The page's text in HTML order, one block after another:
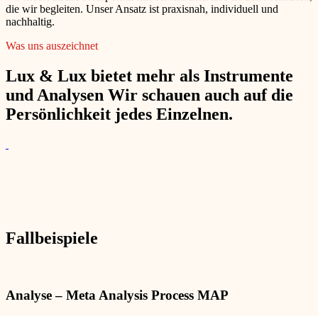
die wir begleiten. Unser Ansatz ist praxisnah, individuell und
nachhaltig.
Was uns auszeichnet
Lux & Lux bietet mehr als Instrumente
und Analysen Wir schauen auch auf die
Persönlichkeit jedes Einzelnen.
Fallbeispiele
Analyse – Meta Analysis Process MAP